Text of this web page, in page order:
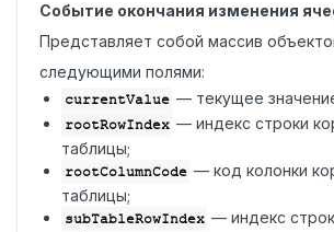
Событие окончания изменения
Представляет собой массив
следующими полями:
currentValue — текущее
rootRowIndex — индекс строки
таблицы;
rootColumnCode — код колонки
таблицы;
subTableRowIndex — индекс